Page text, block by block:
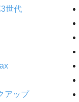
世代
アップ